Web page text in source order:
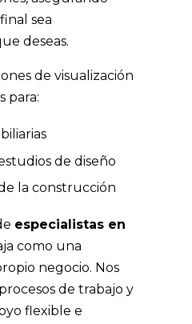
sea
deseas.
de visualización
para:
de diseño
la construcción
especialistas en
como una
negocio. Nos
de trabajo y
flexible e